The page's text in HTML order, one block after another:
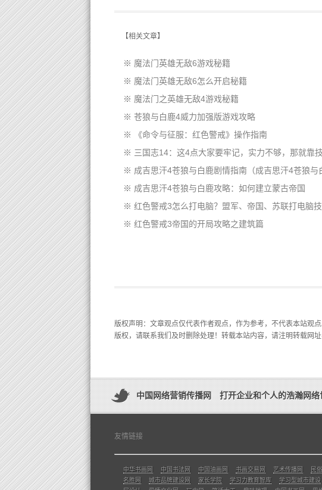
【相关文章】
※ 魔法门英雄无敌6游戏秘籍
※ 魔法门英雄无敌6怎么开启秘籍
※ 魔法门之英雄无敌4游戏秘籍
※ 苍狼与白鹿4威力加强版游戏攻略
※
《命令与征服：红色警戒》操作指南
※ 三国志14：这4点大家要牢记，实力不够，那就靠技
※ 成吉思汗4苍狼与白鹿剧情指南（成吉思汗4苍狼与
※ 成吉思汗4苍狼与白鹿攻略：如何建立蒙古帝国
※ 红色警戒3怎么打电脑？盟军、帝国、苏联打电脑
※ 红色警戒3帝国的开局攻略之建筑篇
版权声明 ：文章观点仅代表作者观点，作为参考，不代表本站观
版权，请联系我们及时删除处理！转载本站内容，请注明转载网
中国网络营销传播网 打开企业和个人的浩瀚网络
友情链接
中华书画网 中国书法网 中国油画网 书画交易网 艺术传播网 民
名胜网
城市品牌建设网 家长学院 学习力教育智库 学习型城市建设